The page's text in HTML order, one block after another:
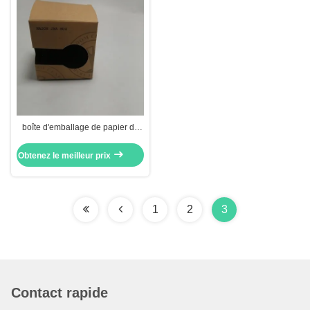
boîte d'emballage de papier de
cadeau en céramique de tasse
avec la fenêtre
Obtenez le meilleur prix
1 2 3
Contact rapide